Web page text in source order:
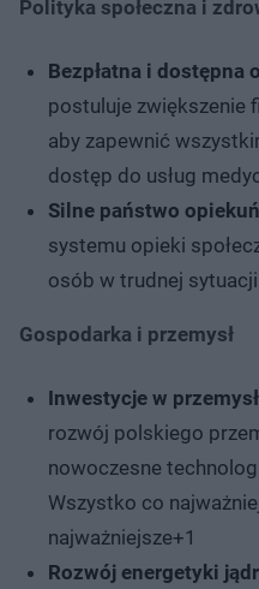
Polityka społeczna i
Bezpłatna i dostępna
postuluje zwiększenie
aby zapewnić
dostęp do usług
Silne państwo
systemu opieki
osób w trudnej sytuacji
Gospodarka i przemysł
Inwestycje w przemysł
rozwój polskiego
nowoczesne
Wszystko co
najważniejsze+1
Rozwój energetyki